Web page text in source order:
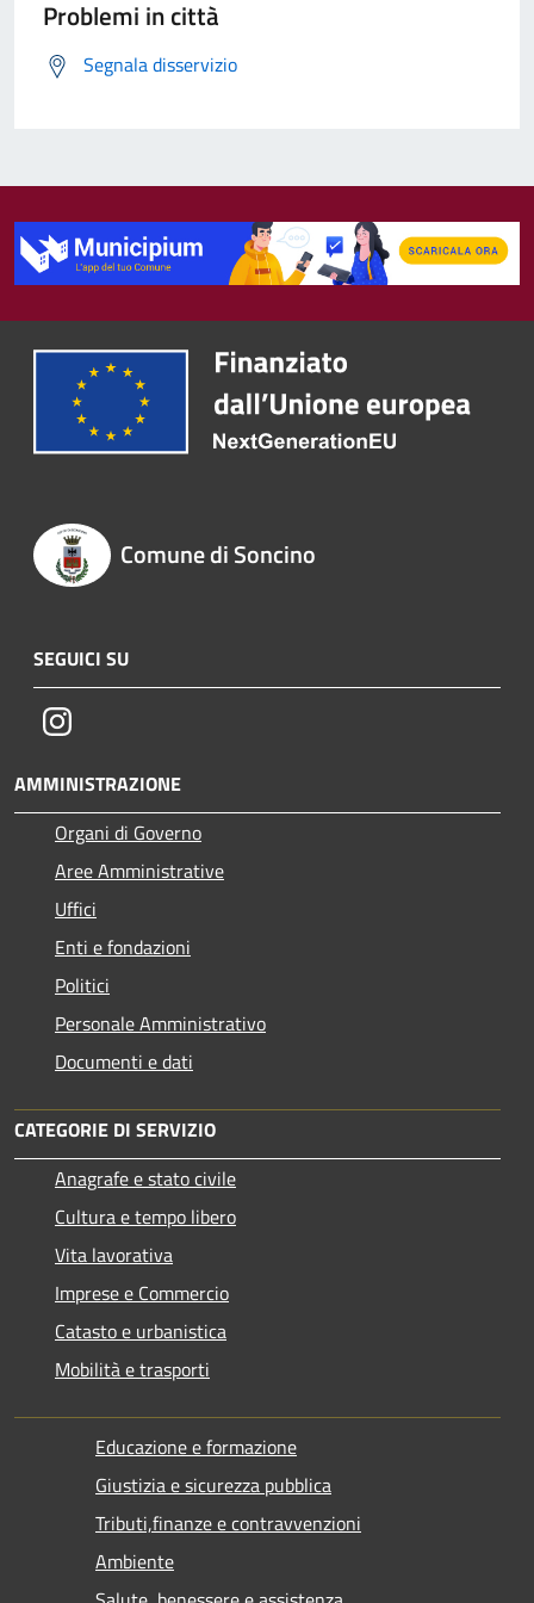
Problemi in città
Segnala disservizio
Comune di Soncino
SEGUICI SU
Instagram
AMMINISTRAZIONE
Organi di Governo
Aree Amministrative
Uffici
Enti e fondazioni
Politici
Personale Amministrativo
Documenti e dati
CATEGORIE DI SERVIZIO
Anagrafe e stato civile
Cultura e tempo libero
Vita lavorativa
Imprese e Commercio
Catasto e urbanistica
Mobilità e trasporti
Educazione e formazione
Giustizia e sicurezza pubblica
Tributi,finanze e contravvenzioni
Ambiente